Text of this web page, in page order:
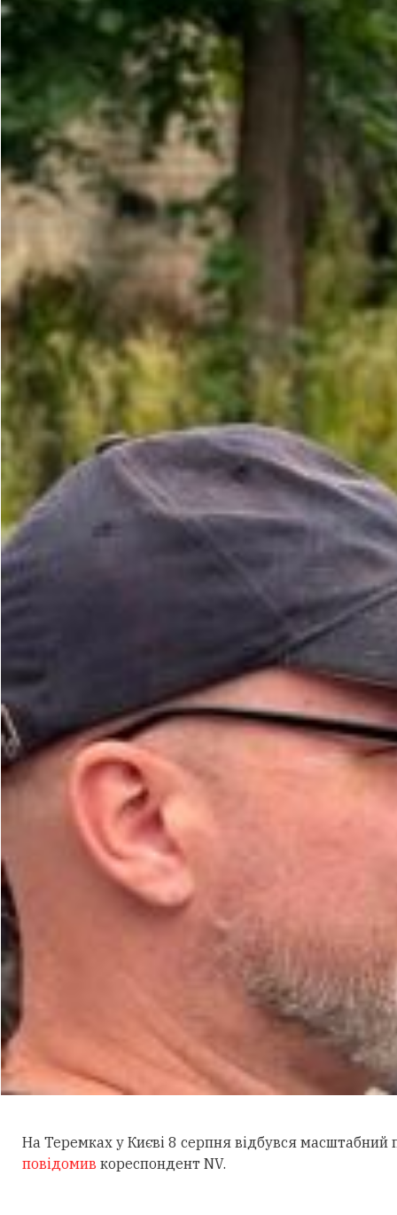
На Теремках у Києві 8 серпня відбувся масштабний
повідомив кореспондент NV.